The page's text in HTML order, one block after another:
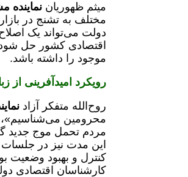
میثم ظهوریاننماینده
مختلف به تشنج در
اقتصادی کشور حل شود
موجود را داشته باشد.
رویکرد امیدآفرینی از
روح‌الله متفکر آزاد
مردم تحمل موج جدید
این مدت نیز در جلسات
کنترل و بهبود وضعیت
کارشناسان اقتصادی